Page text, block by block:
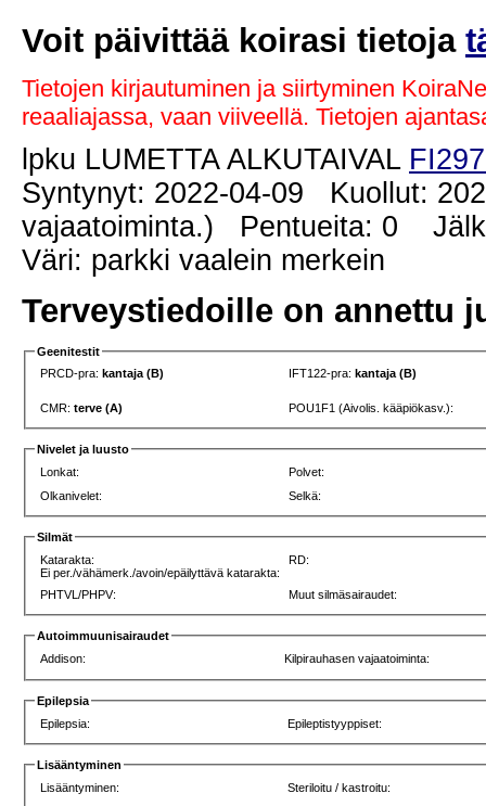
Voit päivittää koirasi tietoja
Tietojen kirjautuminen ja siirtyminen
reaaliajassa, vaan viiveellä. Tietojen
lpku LUMETTA ALKUTAIVAL
Syntynyt: 2022-04-09 Kuollut:
vajaatoiminta.) Pentueita: 0
Väri: parkki vaalein merkein
Terveystiedoille on annettu
Geenitestit
PRCD-pra: kantaja (B) IFT122-pra: kantaja (B)
CMR:terve (A) POU1F1 (Aivolis. kääpiökasv.):
Nivelet ja luusto
Lonkat:
Polvet:
Olkanivelet:
Selkä:
Silmät
Katarakta:
Ei per./vähämerk./avoin/epäilyttävä katarakta:
RD:
PHTVL/PHPV: Muut silmäsairaudet:
Autoimmuunisairaudet
Addison:
Kilpirauhasen vajaatoiminta:
Epilepsia
Epilepsia:
Epileptistyyppiset:
Lisääntyminen
Lisääntyminen:
Steriloitu / kastroitu: